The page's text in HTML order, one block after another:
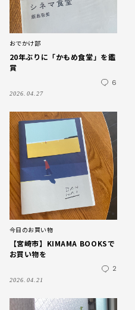
おでかけ部
20年ぶりに「かもめ食堂」を鑑
賞
2026.04.27
6
今日のお買い物
【宮崎市】KIMAMA BOOKSで
お買い物を
2026.04.21
2